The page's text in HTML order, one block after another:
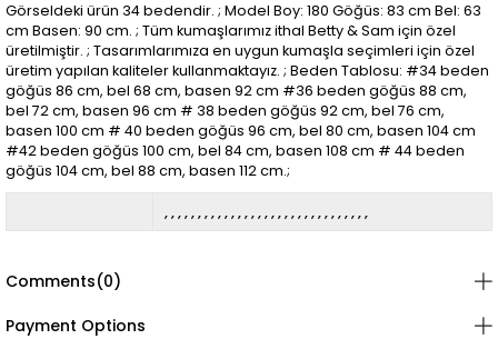
Görseldeki ürün 34 bedendir. ; Model Boy: 180 Göğüs: 83 cm Bel: 63
cm Basen: 90 cm. ; Tüm kumaşlarımız ithal Betty & Sam için özel
üretilmiştir. ; Tasarımlarımıza en uygun kumaşla seçimleri için özel
üretim yapılan kaliteler kullanmaktayız. ; Beden Tablosu: #34 beden
göğüs 86 cm, bel 68 cm, basen 92 cm #36 beden göğüs 88 cm,
bel 72 cm, basen 96 cm # 38 beden göğüs 92 cm, bel 76 cm,
basen 100 cm # 40 beden göğüs 96 cm, bel 80 cm, basen 104 cm
#42 beden göğüs 100 cm, bel 84 cm, basen 108 cm # 44 beden
göğüs 104 cm, bel 88 cm, basen 112 cm.;
Comments(0)
Payment Options